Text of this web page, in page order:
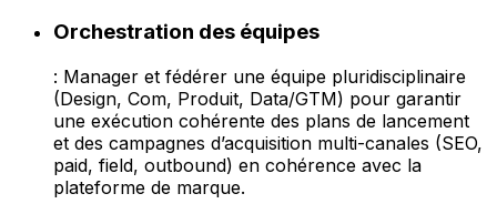
Orchestration des équipes
: Manager et fédérer une équipe pluridisciplinaire
(Design, Com, Produit, Data/GTM) pour garantir
une exécution cohérente des plans de lancement
et des campagnes d’acquisition multi-canales (SEO,
paid, field, outbound) en cohérence avec la
plateforme de marque.